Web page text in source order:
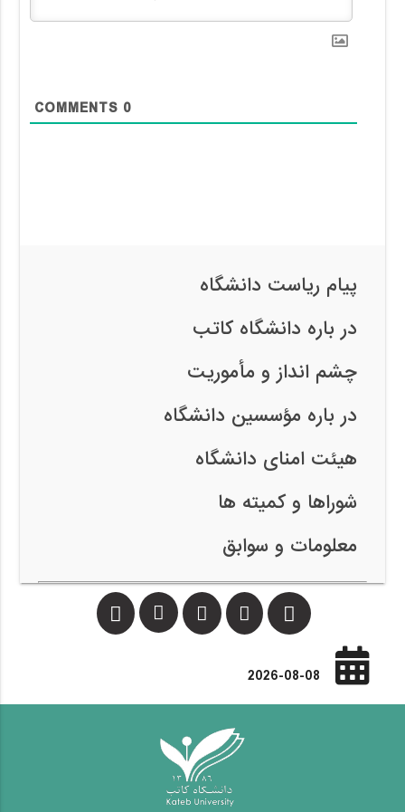
0
پیام ریاست دانشگاه
در باره دانشگاه کاتب
چشم انداز و مأموریت
در باره مؤسسین دانشگاه
هیئت امنای دانشگاه
شوراها و کمیته ها
معلومات و سوابق
2026-08-08